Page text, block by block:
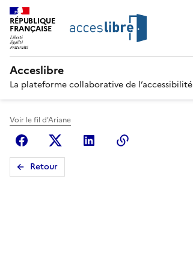
RÉPUBLIQUE
FRANÇAISE
Acceslibre
La plateforme collaborative de l’accessibilité
Voir le fil d'Ariane
FacebookX (anciennement Twitter)
Linkedin
Retour